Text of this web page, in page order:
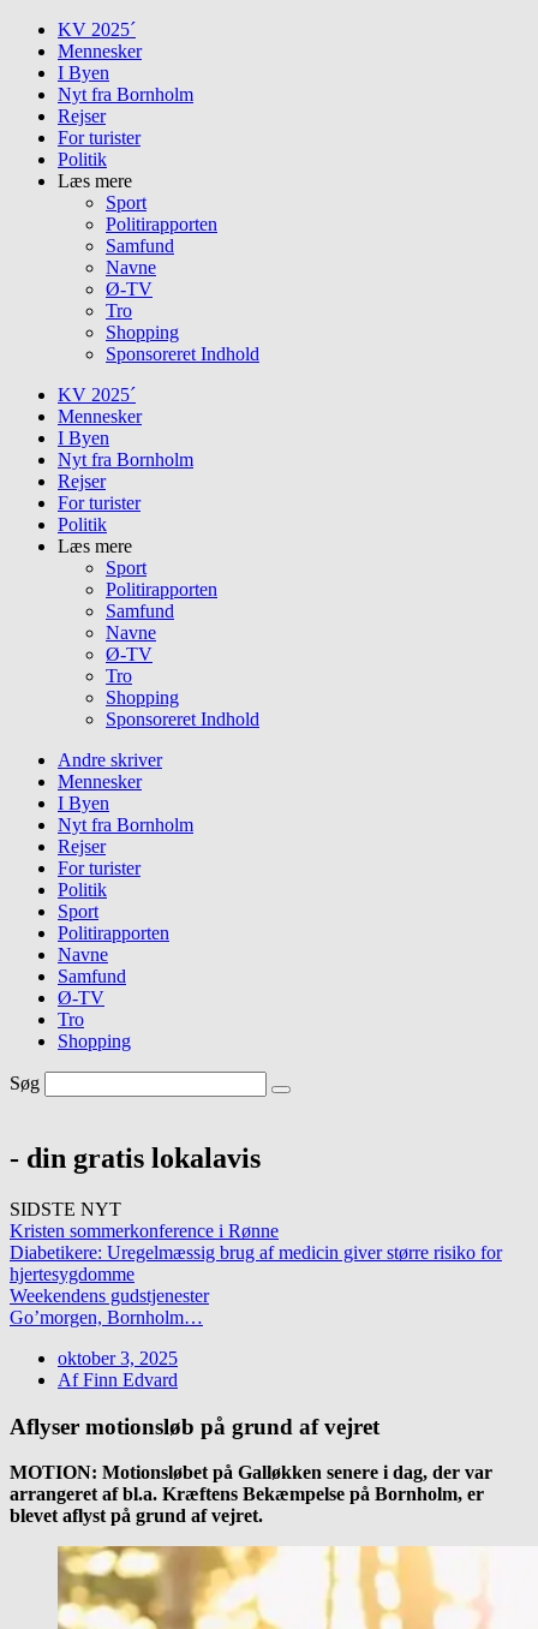
Skip
content
KV 2025´
Mennesker
I Byen
Nyt fra Bornholm
Rejser
For turister
Politik
Læs mere
Sport
Politirapporten
Samfund
Navne
Ø-TV
Tro
Shopping
Sponsoreret Indhold
KV 2025´
Mennesker
I Byen
Nyt fra Bornholm
Rejser
For turister
Politik
Læs mere
Sport
Politirapporten
Samfund
Navne
Ø-TV
Tro
Shopping
Sponsoreret Indhold
Andre skriver
Mennesker
I Byen
Nyt fra Bornholm
Rejser
For turister
Politik
Sport
Politirapporten
Navne
Samfund
Ø-TV
Tro
Shopping
Søg
- din gratis lokalavis
SIDSTE NYT
Kristen sommerkonference i Rønne
Diabetikere: Uregelmæssig brug af medicin giver større risiko for
hjertesygdomme
Weekendens gudstjenester
Go’morgen, Bornholm…
oktober 3, 2025
AfFinn Edvard
Aflyser motionsløb på grund af vejret
MOTION: Motionsløbet på Galløkken senere i dag, der var
arrangeret af bl.a. Kræftens Bekæmpelse på Bornholm, er
blevet aflyst på grund af vejret.